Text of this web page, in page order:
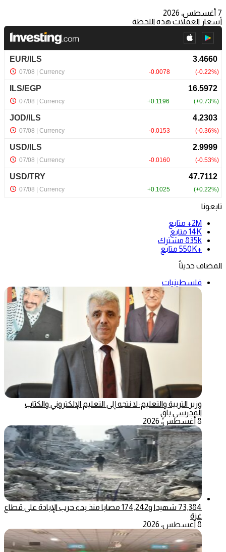
7 أغسطس، 2026
أسعار العملات هذه اللحظة
تابعونا
2M+
متابع
14K متابع
835k مشترك
+550K
متابع
المضاف حديثاً
فلسطينيات
وزير التربية والتعليم: لا نتجه إلى التعليم الإلكتروني والكتاب
المدرسي باقٍ
8 أغسطس، 2026
73,384 شهيدا و174,242 مصابا منذ بدء حرب الإبادة على قطاع
غزة
8 أغسطس، 2026